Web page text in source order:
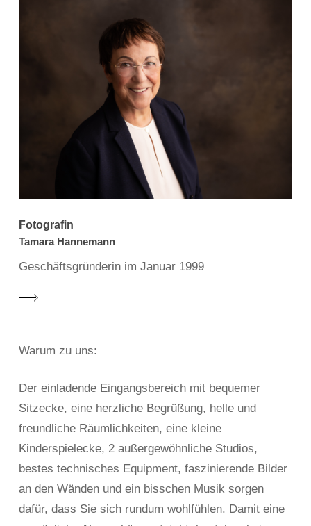
Fotografin
Tamara Hannemann
Geschäftsgründerin im Januar 1999
Warum zu uns:
Der einladende Eingangsbereich mit bequemer
Sitzecke, eine herzliche Begrüßung, helle und
freundliche Räumlichkeiten, eine kleine
Kinderspielecke, 2 außergewöhnliche Studios,
bestes technisches Equipment, faszinierende Bilder
an den Wänden und ein bisschen Musik sorgen
dafür, dass Sie sich rundum wohlfühlen. Damit eine